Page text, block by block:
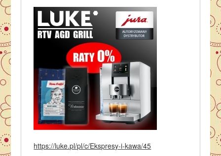
https://luke.pl/pl/c/Ekspresy-i-kawa/45